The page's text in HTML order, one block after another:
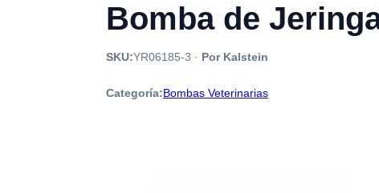
Bomba de
SKU:YR06185-3 · Por Kalstein
Categoría:Bombas Veterinarias